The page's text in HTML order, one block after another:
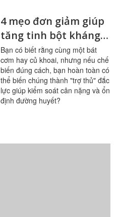
4 mẹo đơn giảm giúp
tăng tinh bột kháng
trong bữa ăn
Bạn có biết rằng cùng một bát
cơm hay củ khoai, nhưng nếu chế
biến đúng cách, bạn hoàn toàn có
thể biến chúng thành "trợ thủ" đắc
lực giúp kiểm soát cân nặng và ổn
định đường huyết?